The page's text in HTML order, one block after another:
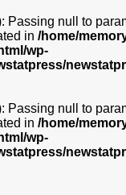
Passing null to
in /home/
wp-
Passing null to
in /home/
wp-